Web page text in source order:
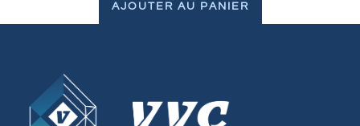
AJOUTER AU PANIER